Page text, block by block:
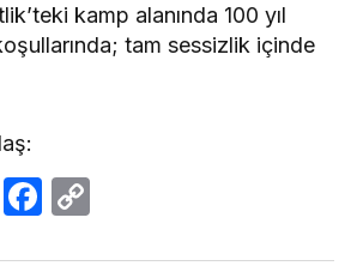
kamp alanında 100 yıl
tam sessizlik içinde
LinkedIn
Facebook